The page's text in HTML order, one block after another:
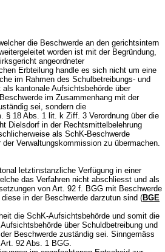
die Beschwerde an den gerichtsintern
worden ist mit der Begründung,
angeordneter
Erbteilung handle es sich nicht um eine
im Rahmen des Schulbetreibungs- und
kantonale Aufsichtsbehörde über
im Zusammenhang mit der
sei, sondern die
§ 18 Abs. 1 lit. k Ziff. 3 Verordnung über die
Dielsdorf in der Rechtsmittelbelehrung
als SchK-Beschwerde
Verwaltungskommission zu übermachen.
letztinstanzliche Verfügung in einer
das Verfahren nicht abschliesst und als
von Art. 92 f. BGG mit Beschwerde
in der Beschwerde darzutun sind (BGE
die SchK-Aufsichtsbehörde und somit die
über Schuldbetreibung und
Beschwerde zuständig sei. Sinngemäss
Art. 92 Abs. 1 BGG.